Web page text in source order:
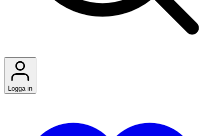
Logga in